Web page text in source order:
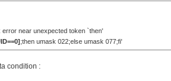
near unexpected token `then'
;then umask 022;else umask 077;fi'
condition :